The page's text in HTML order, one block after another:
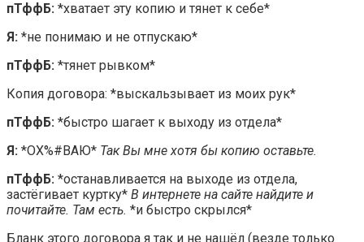
пТффБ: *хватает эту копию и тянет к себе*
Я: *не понимаю и не отпускаю*
пТффБ: *тянет рывком*
Копия договора: *выскальзывает из моих рук*
пТффБ: *быстро шагает к выходу из отдела*
Я: *ОХ%#ВАЮ* Так Вы мне хотя бы копию оставьте.
пТффБ: *останавливается на выходе из отдела,
застёгивает куртку* В интернете на сайте найдите и
почитайте. Там есть. *и быстро скрылся*
Бланк этого договора я так и не нашёл (везде только